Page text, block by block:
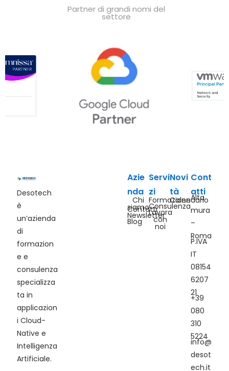
Partner di grandi nomi del
settore
Desotech
è
un’azienda
di
formazion
e e
consulenza
specializza
ta in
applicazion
i Cloud-
Native e
Intelligenza
Artificiale.
Azie
nda
Chi
siamo
Contatti
Newsletter
Blog
Servi
zi
Formazione
Consulenza
Lavora
con
noi
Novi
tà
Calendario
Cont
atti
Alta
mura
–
Roma
P.IVA
IT
08154
6207
21
+39
080
310
5224
info@
desot
ech.it